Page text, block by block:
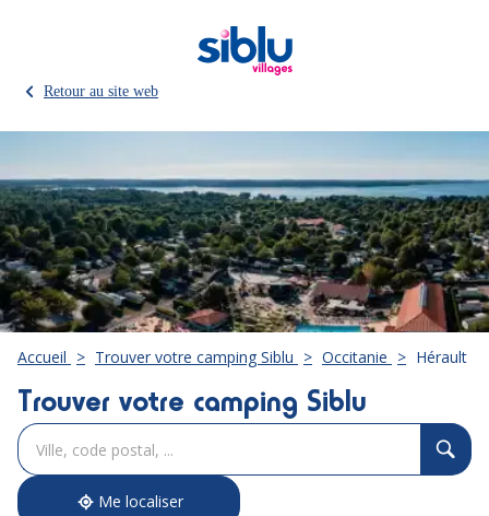
Retour au site web
Accueil Trouver votre camping Siblu Occitanie Hérault
Trouver votre camping Siblu
Veuillez
renseigner
une
adresse
Me localiser